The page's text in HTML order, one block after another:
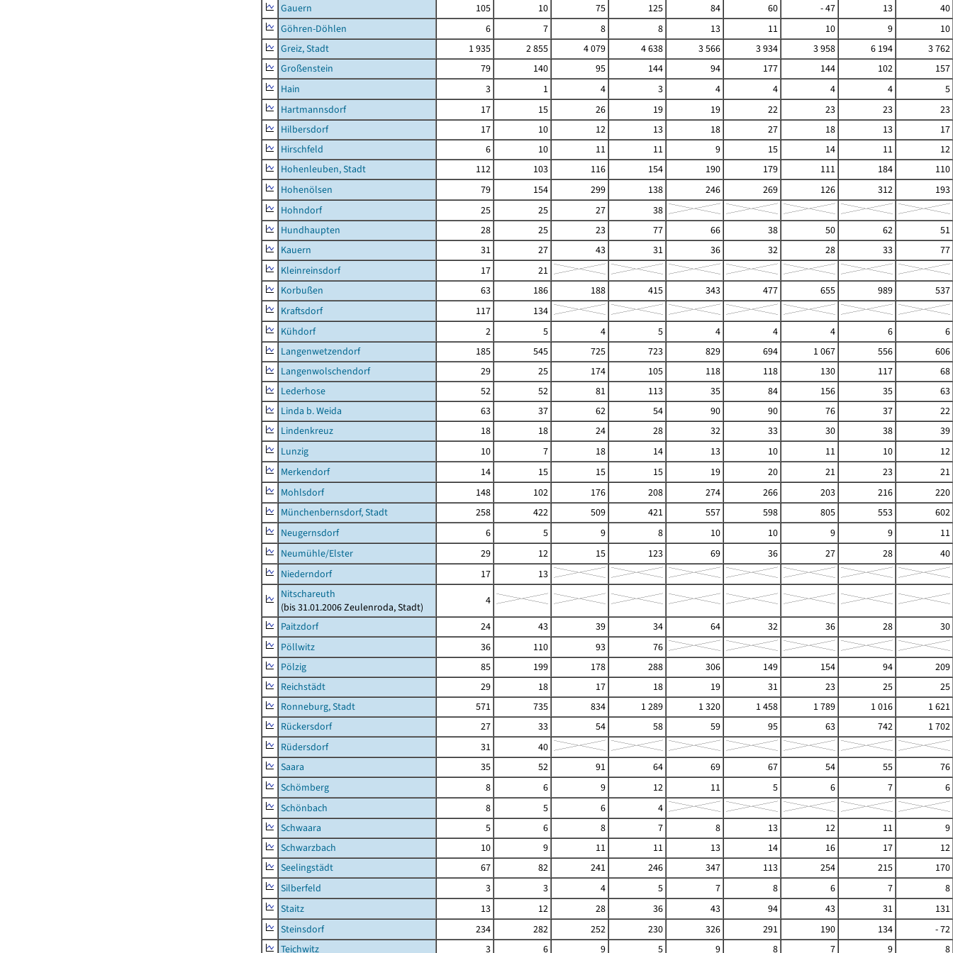
Gauern 105 10 75 125 84 60 - 47 13
40
Göhren-Döhlen
6 7 8 8 13 11 10 9
10
Greiz, Stadt
1 935 2 855 4 079 4 638 3 566 3 934 3 958 6 194
3 762
Großenstein
79 140 95 144 94 177 144 102
157
Hain
3 1 4 3 4 4 4 4
5
Hartmannsdorf
17 15 26 19 19 22 23 23
23
Hilbersdorf
17 10 12 13 18 27 18 13
17
Hirschfeld
6 10 11 11 9 15 14 11
12
Hohenleuben, Stadt
112 103 116 154 190 179 111 184
110
Hohenölsen
79 154 299 138 246 269 126 312
193
Hohndorf
25 25 27
38
Hundhaupten
28 25 23 77 66 38 50 62
51
Kauern
31 27 43 31 36 32 28 33
77
Kleinreinsdorf
17
21
Korbußen
63 186 188 415 343 477 655 989
537
Kraftsdorf
117
134
Kühdorf
2 5 4 5 4 4 4 6
6
Langenwetzendorf
185 545 725 723 829 694 1 067 556
606
Langenwolschendorf
29 25 174 105 118 118 130 117
68
Lederhose
52 52 81 113 35 84 156 35
63
Linda b. Weida
63 37 62 54 90 90 76 37
22
Lindenkreuz
18 18 24 28 32 33 30 38
39
Lunzig
10 7 18 14 13 10 11 10
12
Merkendorf
14 15 15 15 19 20 21 23
21
Mohlsdorf
148 102 176 208 274 266 203 216
220
Münchenbernsdorf, Stadt
258 422 509 421 557 598 805 553
602
Neugernsdorf
6 5 9 8 10 10 9 9
11
Neumühle/Elster
29 12 15 123 69 36 27 28
40
Niederndorf
17
13
Nitschareuth
(bis 31.01.2006 Zeulenroda, Stadt)
4
Paitzdorf
24 43 39 34 64 32 36 28
30
Pöllwitz
36 110 93
76
Pölzig
85 199 178 288 306 149 154 94
209
Reichstädt
29 18 17 18 19 31 23 25
25
Ronneburg, Stadt
571 735 834 1 289 1 320 1 458 1 789 1 016
1 621
Rückersdorf
27 33 54 58 59 95 63 742
1 702
Rüdersdorf
31
40
Saara
35 52 91 64 69 67 54 55
76
Schömberg
8 6 9 12 11 5 6 7
6
Schönbach
8 5 6
4
Schwaara
5 6 8 7 8 13 12 11
9
Schwarzbach
10 9 11 11 13 14 16 17
12
Seelingstädt
67 82 241 246 347 113 254 215
170
Silberfeld
3 3 4 5 7 8 6 7
8
Staitz
13 12 28 36 43 94 43 31
131
Steinsdorf
234 282 252 230 326 291 190 134
- 72
Teichwitz
3 6 9 5 9 8 7 9 8